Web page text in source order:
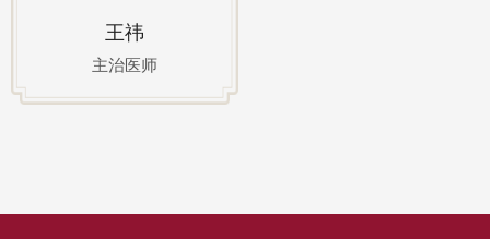
王祎
主治医师